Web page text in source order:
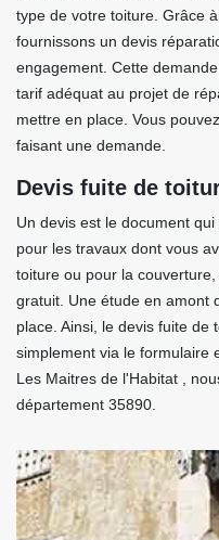
type de votre toiture. Grâce
fournissons un devis
engagement. Cette
tarif adéquat au projet de
mettre en place. Vous
faisant une demande.
Devis fuite de
Un devis est le document
pour les travaux dont vous
toiture ou pour la
gratuit. Une étude en amont
place. Ainsi, le devis fuite de
simplement via le formulaire
Les Maitres de l'Habitat ,
département 35890.